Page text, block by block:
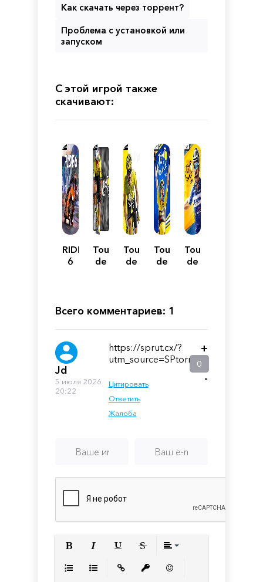
Как скачать через торрент?
Проблема с установкой или
запуском
С этой игрой также
скачивают:
RIDE
6
Tour
de
Tour
de
Tour
de
Tour
de
Всего комментариев: 1
Jd
5 июля 2026
20:22
https://sprut.cx/?
utm_source=SPtorrent
Цитировать
Ответить
Жалоба
+
0
-